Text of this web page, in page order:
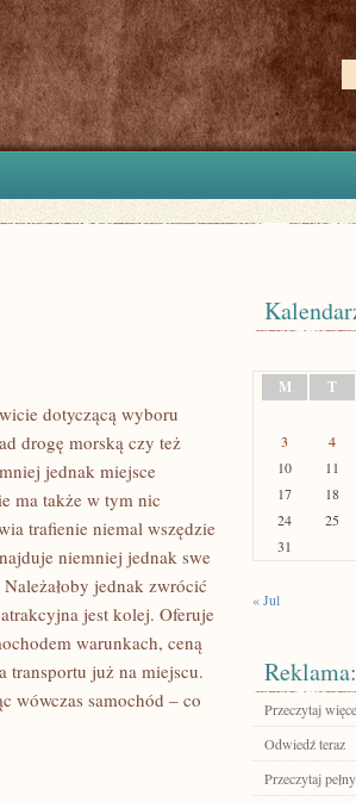
dotyczącą wyboru
drogę morską czy też
jednak miejsce
ma także w tym nic
trafienie niemal wszędzie
niemniej jednak swe
jednak zwrócić
jest kolej. Oferuje
warunkach, ceną
transportu już na miejscu.
wówczas samochód – co
M
T
3
4
10
11
17
18
24
25
31
« Jul
Reklama:
Przeczytaj
Odwiedź teraz
Przeczytaj